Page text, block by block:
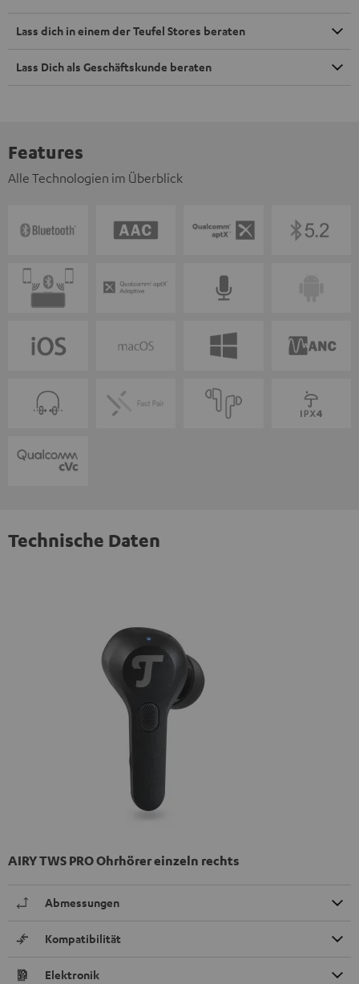
Lass dich in einem der Teufel Stores beraten
Lass Dich als Geschäftskunde beraten
Features
Alle Technologien im Überblick
Technische Daten
AIRY TWS PRO Ohrhörer einzeln rechts
Abmessungen
Kompatibilität
Elektronik